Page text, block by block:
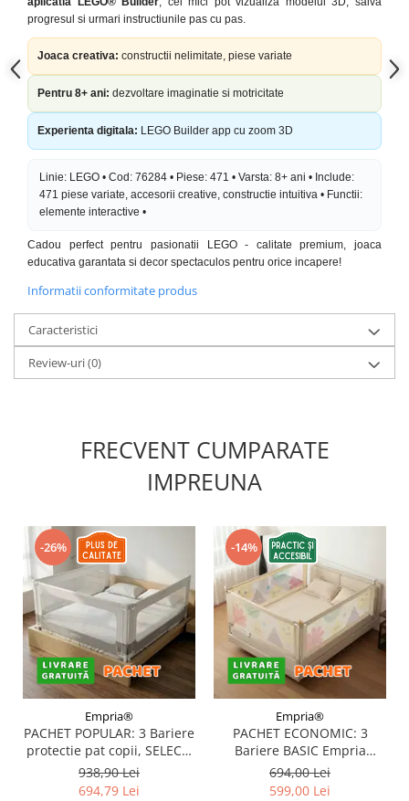
progresul si urmari instructiunile pas cu pas.
Joaca creativa: constructii nelimitate, piese variate
Pentru 8+ ani: dezvoltare imaginatie si motricitate
Experienta digitala: LEGO Builder app cu zoom 3D
Linie: LEGO • Cod: 76284 • Piese: 471 • Varsta: 8+ ani • Include:
471 piese variate, accesorii creative, constructie intuitiva • Functii:
elemente interactive •
Cadou perfect pentru pasionatii LEGO - calitate premium, joaca
educativa garantata si decor spectaculos pentru orice incapere!
Informatii conformitate produs
Caracteristici
Review-uri(0)
FRECVENT CUMPARATE
IMPREUNA
-26%
Empria®
PACHET POPULAR: 3 Bariere
protectie pat copii, SELECT,
160x200 cm
938,90 Lei
694,79 Lei
-14%
Empria®
PACHET ECONOMIC: 3
Bariere BASIC Empria
protectie pat 160X200 cm +
bara stabilizatoare
694,00 Lei
599,00 Lei